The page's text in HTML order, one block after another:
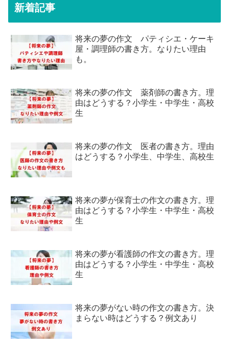
新着記事
将来の夢の作文 パティシエ・ケーキ
屋・調理師の書き方。なりたい理由
も。
将来の夢の作文 薬剤師の書き方。理
由はどうする？小学生・中学生・高校
生
将来の夢の作文 医者の書き方。理由
はどうする？小学生、中学生、高校生
将来の夢が保育士の作文の書き方。理
由はどうする？小学生・中学生・高校
生
将来の夢が看護師の作文の書き方。理
由はどうする？小学生・中学生・高校
生
将来の夢がない時の作文の書き方。決
まらない時はどうする？例文あり